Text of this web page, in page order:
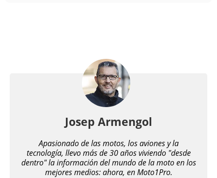
Josep Armengol
Apasionado de las motos, los aviones y la
tecnología, llevo más de 30 años viviendo "desde
dentro" la información del mundo de la moto en los
mejores medios: ahora, en Moto1Pro.